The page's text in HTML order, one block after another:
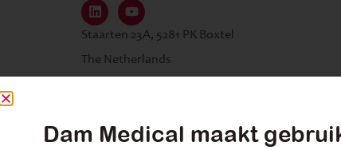
Staarten 23A, 5281 PK Boxtel
The Netherlands
Dam Medical maakt